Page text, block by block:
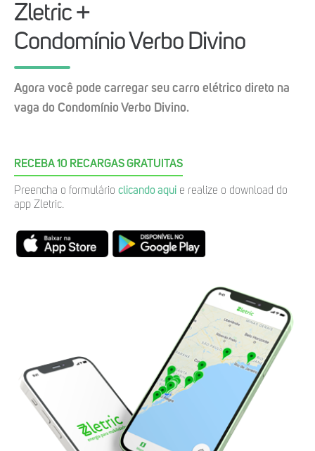
Zletric +
Condomínio Verbo Divino
Agora você pode carregar seu carro elétrico direto na
vaga do Condomínio Verbo Divino.
RECEBA 10 RECARGAS GRATUITAS
Preencha o formulário clicando aqui e realize o download do
app Zletric.